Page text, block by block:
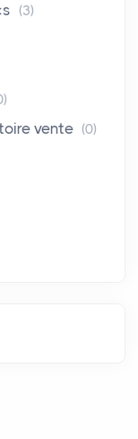
(3)
vente (0)